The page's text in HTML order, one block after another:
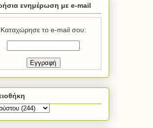
ενημέρωση με e-mail
Καταχώρησε το e-mail σου: